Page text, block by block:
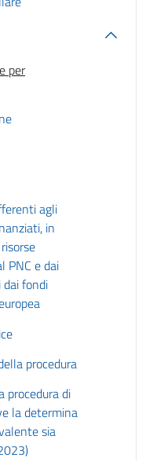
per
agli
in
PNC e dai
fondi
procedura
procedura di
la determina
sia